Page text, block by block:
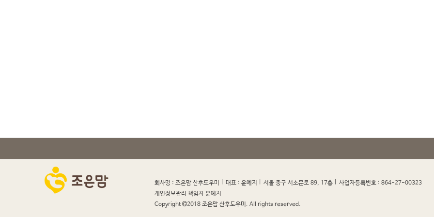
회사명 : 조은맘 산후도우미 대표 : 윤예지 서울 중구 서소문로 89, 17층 사업자등록번호 : 864-27-00323
개인정보관리 책임자 윤예지
Copyright
2018 조은맘 산후도우미. All rights reserved.